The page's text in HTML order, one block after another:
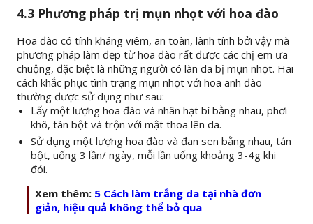
4.3 Phương pháp trị mụn nhọt với hoa đào
Hoa đào có tính kháng viêm, an toàn, lành tính bởi vậy mà
phương pháp làm đẹp từ hoa đào rất được các chị em ưa
chuộng, đặc biệt là những người có làn da bị mụn nhọt. Hai
cách khắc phục tình trạng mụn nhọt với hoa anh đào
thường được sử dụng như sau:
Lấy một lượng hoa đào và nhân hạt bí bằng nhau, phơi
khô, tán bột và trộn với mật thoa lên da.
Sử dụng một lượng hoa đào và đan sen bằng nhau, tán
bột, uống 3 lần/ ngày, mỗi lần uống khoảng 3-4g khi
đói.
Xem thêm: 5 Cách làm trắng da tại nhà đơn
giản, hiệu quả không thể bỏ qua